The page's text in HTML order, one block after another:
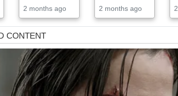
2 months ago 2 months ago